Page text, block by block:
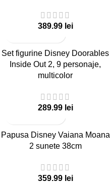
lei
Set figurine Disney Doorables
Inside Out 2, 9 personaje,
multicolor
lei
Papusa Disney Vaiana Moana
2 sunete 38cm
lei